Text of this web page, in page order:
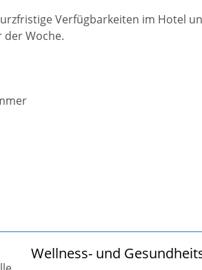
Verfügbarkeiten im Hotel
Woche.
Wellness- und